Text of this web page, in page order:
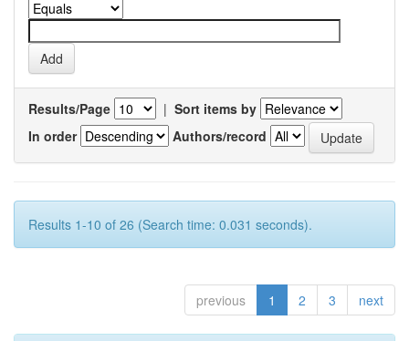
Results/Page | Sort items by
In order
Authors/record
Results 1-10 of 26 (Search time: 0.031 seconds).
previous 1 2 3 next